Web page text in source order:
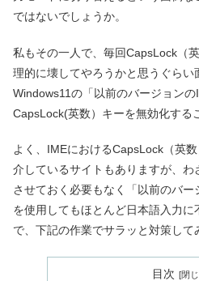
ではないでしょうか。
私もその一人で、毎回CapsLock（
理的に壊してやろうかと思うぐらい
Windows11の「以前のバージョン
CapsLock(英数）キーを無効化する
よく、IMEにおけるCapsLock（英
介しているサイトもありますが、
させておく必要もなく「以前のバ
を使用してもほとんど日本語入力
で、下記の作業でサラッと対策して
目次